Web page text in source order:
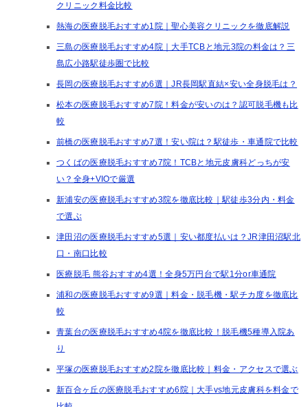
クリニック料金比較
熱海の医療脱毛おすすめ1院｜聖心美容クリニックを徹底解説
三島の医療脱毛おすすめ4院｜大手TCBと地元3院の料金は？三
島広小路駅徒歩圏で比較
長岡の医療脱毛おすすめ6選｜JR長岡駅直結×安い全身脱毛は？
松本の医療脱毛おすすめ7院！料金が安いのは？認可脱毛機も比
較
前橋の医療脱毛おすすめ7選！安い院は？駅徒歩・車通院で比較
つくばの医療脱毛おすすめ7院！TCBと地元皮膚科どっちが安
い？全身+VIOで厳選
新浦安の医療脱毛おすすめ3院を徹底比較｜駅徒歩3分内・料金
で選ぶ
津田沼の医療脱毛おすすめ5選｜安い都度払いは？JR津田沼駅北
口・南口比較
医療脱毛 熊谷おすすめ4選！全身5万円台で駅1分or車通院
浦和の医療脱毛おすすめ9選｜料金・脱毛機・駅チカ度を徹底比
較
青葉台の医療脱毛おすすめ4院を徹底比較！脱毛機5種導入院あ
り
平塚の医療脱毛おすすめ2院を徹底比較｜料金・アクセスで選ぶ
新百合ヶ丘の医療脱毛おすすめ6院｜大手vs地元皮膚科を料金で